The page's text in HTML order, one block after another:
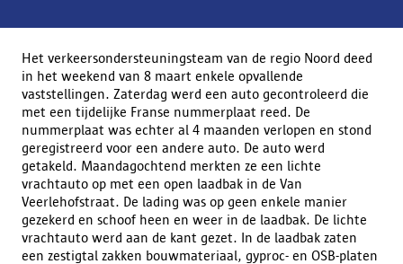
Het verkeersondersteuningsteam van de regio Noord deed
in het weekend van 8 maart enkele opvallende
vaststellingen. Zaterdag werd een auto gecontroleerd die
met een tijdelijke Franse nummerplaat reed. De
nummerplaat was echter al 4 maanden verlopen en stond
geregistreerd voor een andere auto. De auto werd
getakeld. Maandagochtend merkten ze een lichte
vrachtauto op met een open laadbak in de Van
Veerlehofstraat. De lading was op geen enkele manier
gezekerd en schoof heen en weer in de laadbak. De lichte
vrachtauto werd aan de kant gezet. In de laadbak zaten
een zestigtal zakken bouwmateriaal, gyproc- en OSB-platen